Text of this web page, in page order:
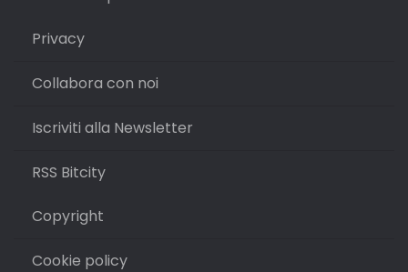
Privacy
Collabora con noi
Iscriviti alla Newsletter
RSS Bitcity
Copyright
Cookie policy